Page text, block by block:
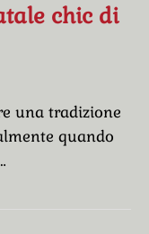
chic di
una tradizione
quando